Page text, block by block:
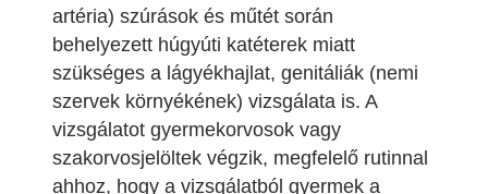
artéria) szúrások és műtét során
behelyezett húgyúti katéterek miatt
szükséges a lágyékhajlat, genitáliák (nemi
szervek környékének) vizsgálata is. A
vizsgálatot gyermekorvosok vagy
szakorvosjelöltek végzik, megfelelő rutinnal
ahhoz, hogy a vizsgálatból gyermek a